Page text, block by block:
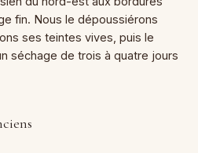
fin. Nous le dépoussiérons
ses teintes vives, puis le
séchage de trois à quatre jours